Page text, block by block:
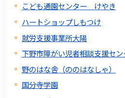
こども通園センター けやき
ハートショップしもつけ
就労支援事業所大陽
下野市障がい児者相談支援セン
野のはな舎（ののはなしゃ）
国分寺学園